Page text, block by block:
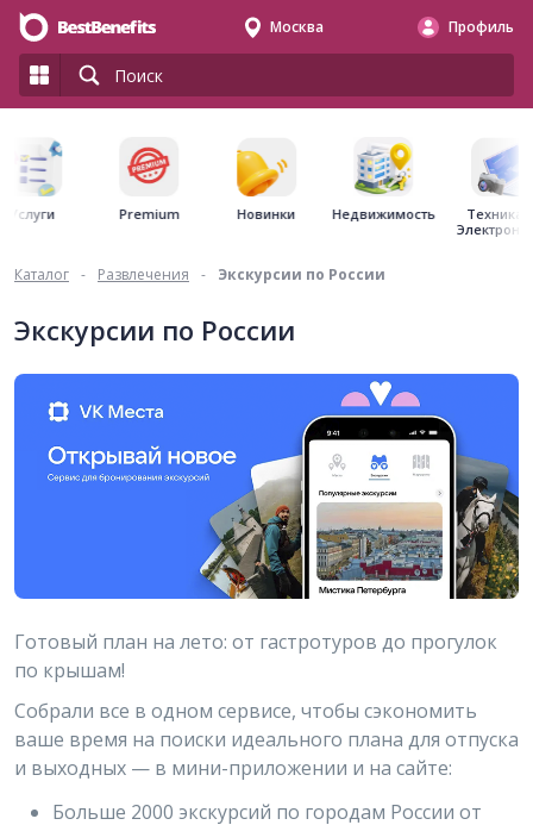
Москва Профиль
Услуги Premium Новинки Недвижимость
Техника
Каталог - Развлечения - Экскурсии по России
Экскурсии по России
Готовый план на лето: от гастротуров до прогулок
по крышам!
Собрали все в одном сервисе, чтобы сэкономить
ваше время на поиски идеального плана для отпуска
и выходных — в мини-приложении и на сайте:
Больше 2000 экскурсий по городам России от